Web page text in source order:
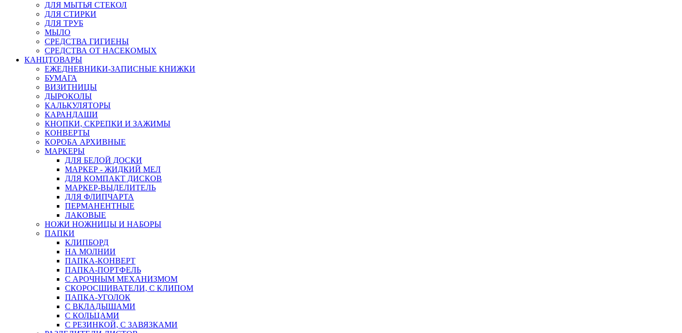
ДЛЯ МЫТЬЯ СТЕКОЛ
ДЛЯ СТИРКИ
ДЛЯ ТРУБ
МЫЛО
СРЕДСТВА ГИГИЕНЫ
СРЕДСТВА ОТ НАСЕКОМЫХ
КАНЦТОВАРЫ
ЕЖЕДНЕВНИКИ-ЗАПИСНЫЕ КНИЖКИ
БУМАГА
ВИЗИТНИЦЫ
ДЫРОКОЛЫ
КАЛЬКУЛЯТОРЫ
КАРАНДАШИ
КНОПКИ, СКРЕПКИ И ЗАЖИМЫ
КОНВЕРТЫ
КОРОБА АРХИВНЫЕ
МАРКЕРЫ
ДЛЯ БЕЛОЙ ДОСКИ
МАРКЕР - ЖИДКИЙ МЕЛ
ДЛЯ КОМПАКТ ДИСКОВ
МАРКЕР-ВЫДЕЛИТЕЛЬ
ДЛЯ ФЛИПЧАРТА
ПЕРМАНЕНТНЫЕ
ЛАКОВЫЕ
НОЖИ НОЖНИЦЫ И НАБОРЫ
ПАПКИ
КЛИПБОРД
НА МОЛНИИ
ПАПКА-КОНВЕРТ
ПАПКА-ПОРТФЕЛЬ
С АРОЧНЫМ МЕХАНИЗМОМ
СКОРОСШИВАТЕЛИ, С КЛИПОМ
ПАПКА-УГОЛОК
С ВКЛАДЫШАМИ
С КОЛЬЦАМИ
С РЕЗИНКОЙ, С ЗАВЯЗКАМИ